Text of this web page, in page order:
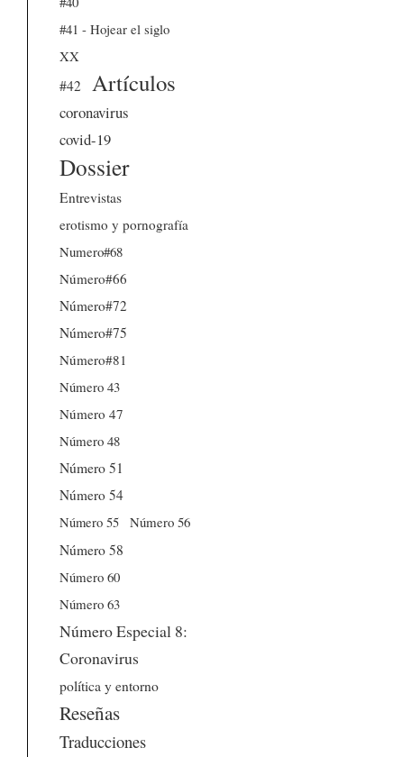
#41 - Hojear el siglo
XX
#42
Artículos
coronavirus
covid-19
Dossier
Entrevistas
erotismo y pornografía
Numero#68
Número#66
Número#72
Número#75
Número#81
Número 43
Número 47
Número 48
Número 51
Número 54
Número 55
Número 56
Número 58
Número 60
Número 63
Número Especial 8:
Coronavirus
política y entorno
Reseñas
Traducciones